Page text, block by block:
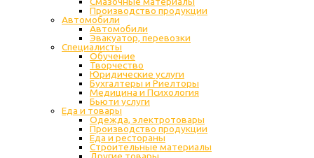
Производство продукции
Автомобили
Автомобили
Эвакуатор, перевозки
Специалисты
Обучение
Творчество
Юридические услуги
Бухгалтеры и Риелторы
Медицина и Психология
Бьюти услуги
Еда и товары
Одежда, электротовары
Производство продукции
Еда и рестораны
Строительные материалы
Другие товары